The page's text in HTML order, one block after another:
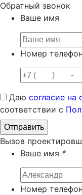
Обратный звонок
Ваше имя
Номер
Даю согласие на
соответствии с
Вызов
Ваше имя *
Номер